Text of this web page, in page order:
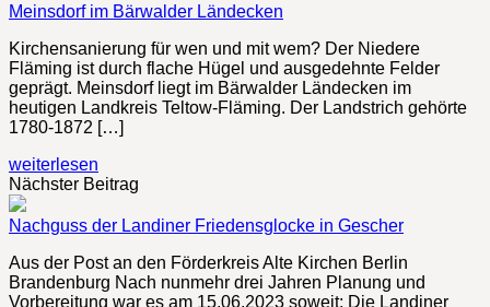
Meinsdorf im Bärwalder Ländecken
Kirchensanierung für wen und mit wem? Der Niedere
Fläming ist durch flache Hügel und ausgedehnte Felder
geprägt. Meinsdorf liegt im Bärwalder Ländecken im
heutigen Landkreis Teltow-Fläming. Der Landstrich gehörte
1780-1872 […]
weiterlesen
Nächster Beitrag
Nachguss der Landiner Friedensglocke in Gescher
Aus der Post an den Förderkreis Alte Kirchen Berlin
Brandenburg Nach nunmehr drei Jahren Planung und
Vorbereitung war es am 15.06.2023 soweit: Die Landiner